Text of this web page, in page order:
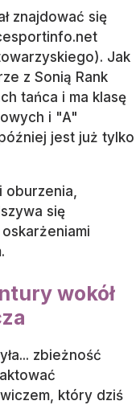
znajdować się
Jak
z Sonią Rank
tańca i ma klasę
i "A"
jest już tylko
się
wokół
zbieżność
który dziś